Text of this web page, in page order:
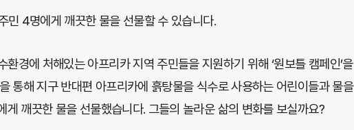
민 4명에게 깨끗한 물을 선물할 수 있습니다.
경에 처해있는 아프리카 지역 주민들을 지원하기 위해 ‘원보틀 캠페인’을
통해 지구 반대편 아프리카에 흙탕물을 식수로 사용하는 어린이들과 물을
깨끗한 물을 선물했습니다. 그들의 놀라운 삶의 변화를 보실까요?